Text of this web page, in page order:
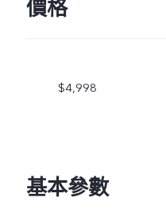
價格
$4,998
基本參數